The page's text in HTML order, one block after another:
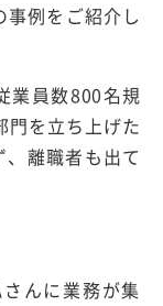
事例をご紹介し
業員数800名規
門を立ち上げた
離職者も出て
さんに業務が集